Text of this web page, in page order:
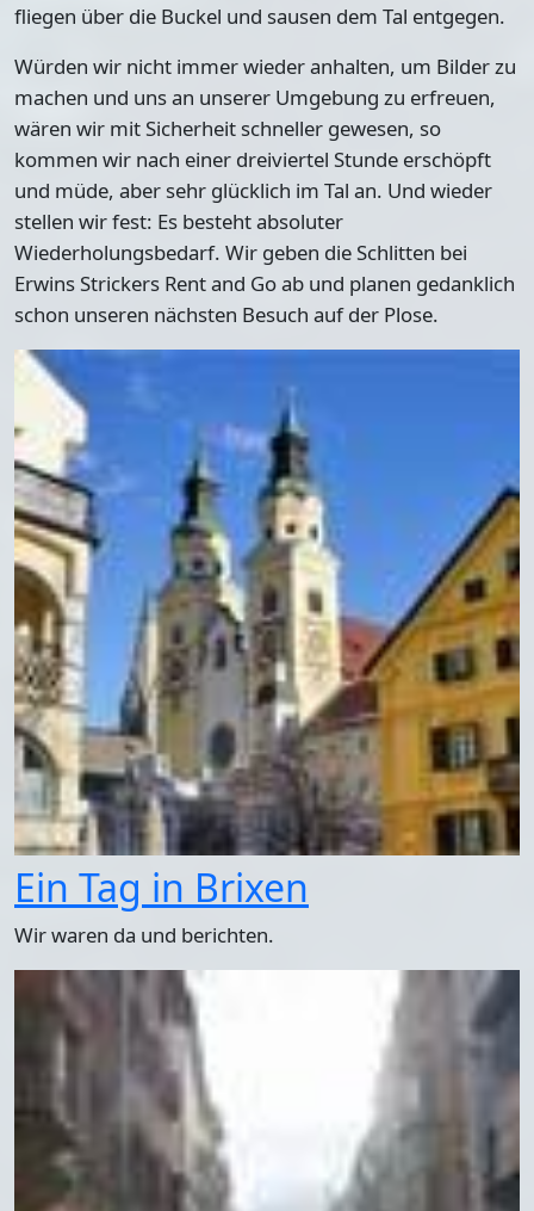
fliegen über die Buckel und sausen dem Tal entgegen.
Würden wir nicht immer wieder anhalten, um Bilder zu
machen und uns an unserer Umgebung zu erfreuen,
wären wir mit Sicherheit schneller gewesen, so
kommen wir nach einer dreiviertel Stunde erschöpft
und müde, aber sehr glücklich im Tal an. Und wieder
stellen wir fest: Es besteht absoluter
Wiederholungsbedarf. Wir geben die Schlitten bei
Erwins Strickers Rent and Goab und planen gedanklich
schon unseren nächsten Besuch auf der Plose.
Ein Tag in Brixen
Wir waren da und berichten.